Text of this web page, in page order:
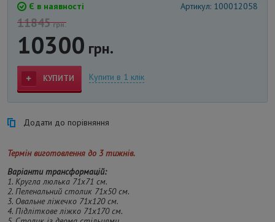
Є в наявності Артикул: 100012058
11845грн.
10300 грн.
КУПИТИ Купити в 1 клік
Додати до порівняння
Термін виготовлення до 3 тижнів.
Варіанти трансформацій:
1. Кругла люлька 71х71 см.
2. Пеленальний столик 71х50 см.
3. Овальне ліжечко 71х120 см.
4. Підліткове ліжко 71х170 см.